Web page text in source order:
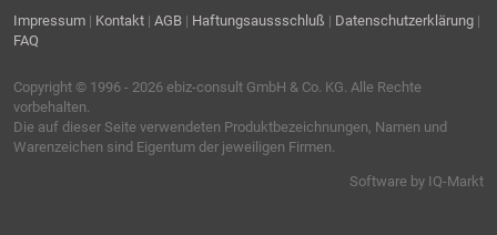
Impressum | Kontakt | AGB | Haftungsaussschluß | Datenschutzerklärung |
FAQ
Copyright © 1996 - 2026 ebiz-consult GmbH & Co. KG. Alle Rechte
vorbehalten.
Die auf dieser Seite verwendeten Produktbezeichnungen, Namen und
Warenzeichen sind Eigentum der jeweiligen Firmen.
Software by IQ-Markt